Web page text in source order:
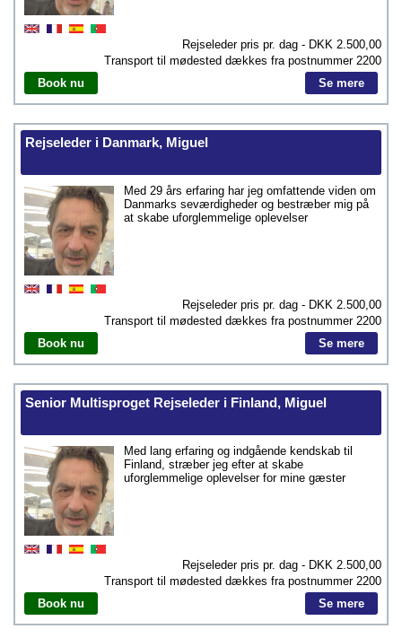
Rejseleder pris pr. dag - DKK 2.500,00
Transport til mødested dækkes fra postnummer 2200
Book nu
Se mere
Rejseleder i Danmark, Miguel
Med 29 års erfaring har jeg omfattende viden om
Danmarks seværdigheder og bestræber mig på
at skabe uforglemmelige oplevelser
Rejseleder pris pr. dag - DKK 2.500,00
Transport til mødested dækkes fra postnummer 2200
Book nu
Se mere
Senior Multisproget Rejseleder i Finland, Miguel
Med lang erfaring og indgående kendskab til
Finland, stræber jeg efter at skabe
uforglemmelige oplevelser for mine gæster
Rejseleder pris pr. dag - DKK 2.500,00
Transport til mødested dækkes fra postnummer 2200
Book nu
Se mere